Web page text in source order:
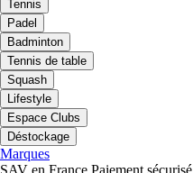
Tennis
Padel
Badminton
Tennis de table
Squash
Lifestyle
Espace Clubs
Déstockage
Marques